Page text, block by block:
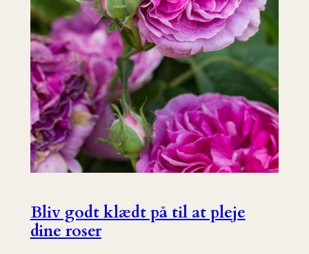
Bliv godt klædt på til at pleje
dine roser